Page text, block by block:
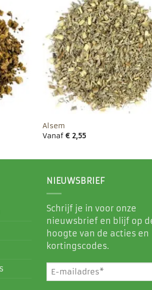
aan
Alsem
Vanaf€2,55
NIEUWSBRIEF
Schrijf je in voor onze
nieuwsbrief en blijf op
hoogte van de acties en
kortingscodes.
E-
mailadres